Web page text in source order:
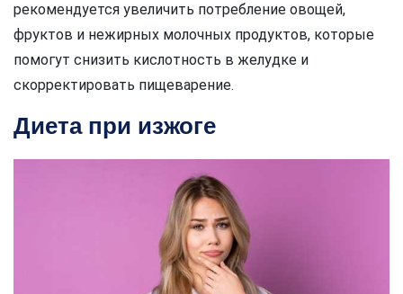
рекомендуется увеличить потребление овощей,
фруктов и нежирных молочных продуктов, которые
помогут снизить кислотность в желудке и
скорректировать пищеварение.
Диета при изжоге